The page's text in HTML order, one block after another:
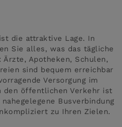
die attraktive Lage. In
Sie alles, was das tägliche
Ärzte, Apotheken, Schulen,
sind bequem erreichbar
Versorgung im
den öffentlichen Verkehr ist
Busverbindung
zu Ihren Zielen.